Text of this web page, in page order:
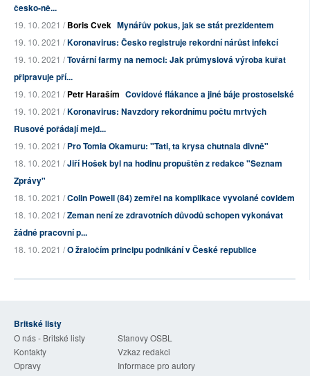
česko-ně...
19. 10. 2021 /Boris Cvek Mynářův pokus, jak se stát prezidentem
19. 10. 2021 /Koronavirus: Česko registruje rekordní nárůst infekcí
19. 10. 2021 /Tovární farmy na nemoci: Jak průmyslová výroba kuřat
připravuje pří...
19. 10. 2021 /Petr Haraším Covidové flákance a jiné báje prostoselské
19. 10. 2021 /Koronavirus: Navzdory rekordnímu počtu mrtvých
Rusové pořádají mejd...
19. 10. 2021 /Pro Tomia Okamuru: "Tati, ta krysa chutnala divně"
18. 10. 2021 /Jiří Hošek byl na hodinu propuštěn z redakce "Seznam
Zprávy"
18. 10. 2021 /Colin Powell (84) zemřel na komplikace vyvolané covidem
18. 10. 2021 /Zeman není ze zdravotních důvodů schopen vykonávat
žádné pracovní p...
18. 10. 2021 /O žraločím principu podnikání v České republice
Britské listy
O nás - Britské listy
Stanovy OSBL
Kontakty
Vzkaz redakci
Opravy
Informace pro autory